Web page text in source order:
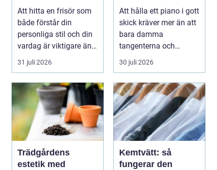
och vardag
Att hitta en frisör som
både förstår din
personliga stil och din
vardag är viktigare än
många tror. ...
31 juli 2026
ditt piano
Att hålla ett piano i gott
skick kräver mer än att
bara damma
tangenterna och
stänga locket försikti...
30 juli 2026
Trädgårdens
estetik med
Kemtvätt: så
fungerar den